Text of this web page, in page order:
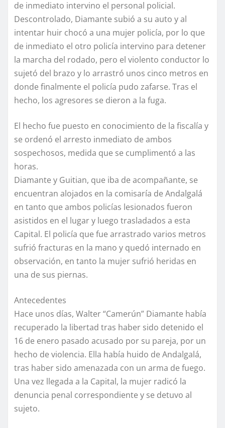
de inmediato intervino el personal policial.
Descontrolado, Diamante subió a su auto y al
intentar huir chocó a una mujer policía, por lo que
de inmediato el otro policía intervino para detener
la marcha del rodado, pero el violento conductor lo
sujetó del brazo y lo arrastró unos cinco metros en
donde finalmente el policía pudo zafarse. Tras el
hecho, los agresores se dieron a la fuga.
El hecho fue puesto en conocimiento de la fiscalía y
se ordenó el arresto inmediato de ambos
sospechosos, medida que se cumplimentó a las
horas.
Diamante y Guitian, que iba de acompañante, se
encuentran alojados en la comisaría de Andalgalá
en tanto que ambos policías lesionados fueron
asistidos en el lugar y luego trasladados a esta
Capital. El policía que fue arrastrado varios metros
sufrió fracturas en la mano y quedó internado en
observación, en tanto la mujer sufrió heridas en
una de sus piernas.
Antecedentes
Hace unos días, Walter “Camerún” Diamante había
recuperado la libertad tras haber sido detenido el
16 de enero pasado acusado por su pareja, por un
hecho de violencia. Ella había huido de Andalgalá,
tras haber sido amenazada con un arma de fuego.
Una vez llegada a la Capital, la mujer radicó la
denuncia penal correspondiente y se detuvo al
sujeto.